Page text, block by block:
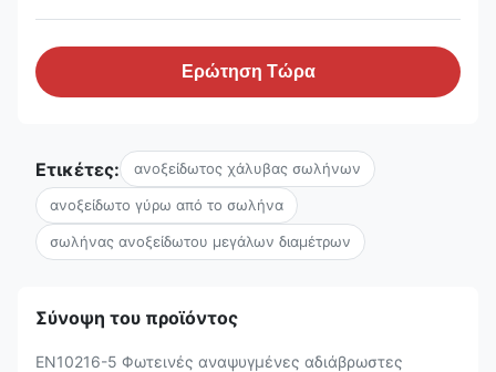
Ερώτηση Τώρα
Ετικέτες: ανοξείδωτος χάλυβας σωλήνων
ανοξείδωτο γύρω από το σωλήνα
σωλήνας ανοξείδωτου μεγάλων διαμέτρων
Σύνοψη του προϊόντος
EN10216-5 Φωτεινές αναψυγμένες αδιάβρωστες